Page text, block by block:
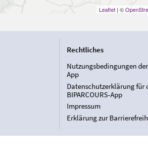
Leaflet| ©
Rechtliches
Nutzungsbedingungen der
App
Datenschutzerklärung für
BIPARCOURS-App
Impressum
Erklärung zur